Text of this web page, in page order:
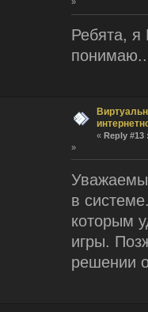
»
Ребята, я
« Reply #13
»
в
которым
игры.
решении